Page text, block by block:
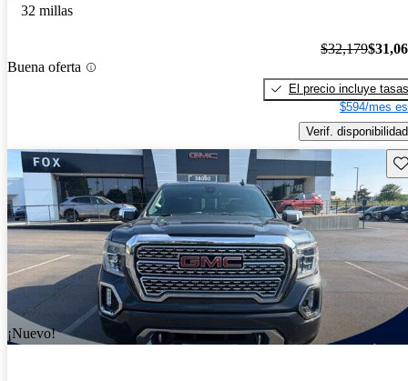
32 millas
Buena oferta
$32,179
El precio incluye tasas
$594/mes
Verif. disponibilidad
¡Nuevo!